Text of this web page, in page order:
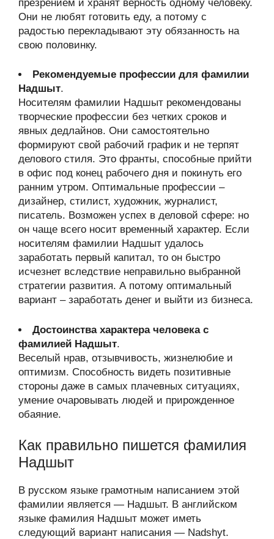
презрением и хранят верность одному человеку.
Они не любят готовить еду, а потому с
радостью перекладывают эту обязанность на
свою половинку.
Рекомендуемые профессии для фамилии
Надшыт.
Носителям фамилии Надшыт рекомендованы
творческие профессии без четких сроков и
явных дедлайнов. Они самостоятельно
формируют свой рабочий график и не терпят
делового стиля. Это франты, способные прийти
в офис под конец рабочего дня и покинуть его
ранним утром. Оптимальные профессии –
дизайнер, стилист, художник, журналист,
писатель. Возможен успех в деловой сфере: но
он чаще всего носит временный характер. Если
носителям фамилии Надшыт удалось
заработать первый капитал, то он быстро
исчезнет вследствие неправильно выбранной
стратегии развития. А потому оптимальный
вариант – заработать денег и выйти из бизнеса.
Достоинства характера человека с
фамилией Надшыт.
Веселый нрав, отзывчивость, жизнелюбие и
оптимизм. Способность видеть позитивные
стороны даже в самых плачевных ситуациях,
умение очаровывать людей и прирожденное
обаяние.
Как правильно пишется фамилия
Надшыт
В русском языке грамотным написанием этой
фамилии является — Надшыт. В английском
языке фамилия Надшыт может иметь
следующий вариант написания — Nadshyt.